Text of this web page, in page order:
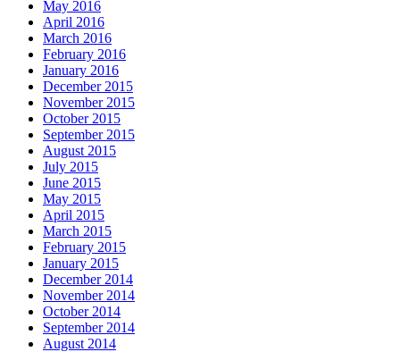
May 2016
April 2016
March 2016
February 2016
January 2016
December 2015
November 2015
October 2015
September 2015
August 2015
July 2015
June 2015
May 2015
April 2015
March 2015
February 2015
January 2015
December 2014
November 2014
October 2014
September 2014
August 2014